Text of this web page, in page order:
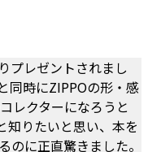
プレゼントされまし
同時にZIPPOの形・感
レクターになろうと
知りたいと思い、本を
に正直驚きました。